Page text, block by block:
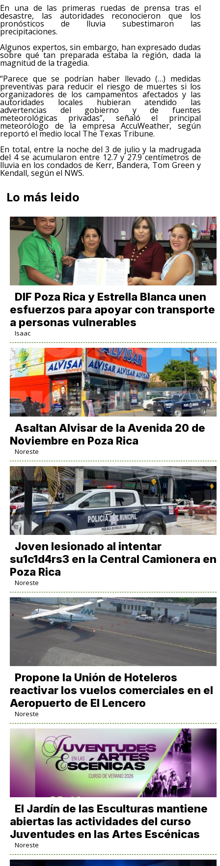
En una de las primeras ruedas de prensa tras el
desastre, las autoridades reconocieron que los
pronósticos de lluvia subestimaron las
precipitaciones.
Algunos expertos, sin embargo, han expresado dudas
sobre qué tan preparada estaba la región, dada la
magnitud de la tragedia.
“Parece que se podrían haber llevado (…) medidas
preventivas para reducir el riesgo de muertes si los
organizadores de los campamentos afectados y las
autoridades locales hubieran atendido las
advertencias del gobierno y de fuentes
meteorológicas privadas”, señaló el principal
meteorólogo de la empresa AccuWeather, según
reportó el medio local The Texas Tribune.
En total, entre la noche del 3 de julio y la madrugada
del 4 se acumularon entre 12.7 y 27.9 centímetros de
lluvia en los condados de Kerr, Bandera, Tom Green y
Kendall, según el NWS.
Lo más leido
DIF Poza Rica y Estrella Blanca unen
esfuerzos para apoyar con transporte
a personas vulnerables
Isaac
Asaltan Alvisar de la Avenida 20 de
Noviembre en Poza Rica
Noreste
Joven lesionado al intentar
su1c1d4rs3 en la Central Camionera en
Poza Rica
Noreste
Propone la Unión de Hoteleros
reactivar los vuelos comerciales en el
Aeropuerto de El Lencero
Noreste
El Jardín de las Esculturas mantiene
abiertas las actividades del curso
Juventudes en las Artes Escénicas
Noreste